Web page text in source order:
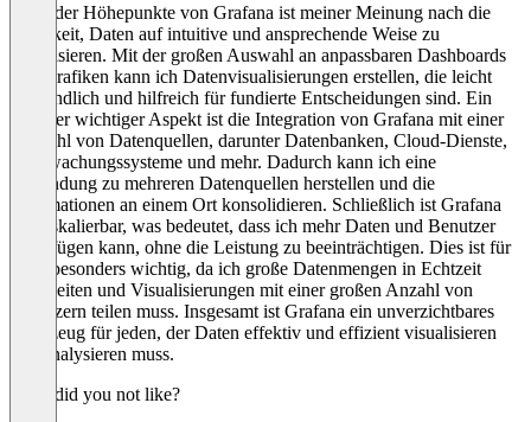
Einer der Höhepunkte von Grafana ist meiner Meinung nach die
Fähigkeit, Daten auf intuitive und ansprechende Weise zu
visualisieren. Mit der großen Auswahl an anpassbaren Dashboards
und Grafiken kann ich Datenvisualisierungen erstellen, die leicht
verständlich und hilfreich für fundierte Entscheidungen sind. Ein
weiterer wichtiger Aspekt ist die Integration von Grafana mit einer
Vielzahl von Datenquellen, darunter Datenbanken, Cloud-Dienste,
Überwachungssysteme und mehr. Dadurch kann ich eine
Verbindung zu mehreren Datenquellen herstellen und die
Informationen an einem Ort konsolidieren. Schließlich ist Grafana
hoch skalierbar, was bedeutet, dass ich mehr Daten und Benutzer
hinzufügen kann, ohne die Leistung zu beeinträchtigen. Dies ist für
mich besonders wichtig, da ich große Datenmengen in Echtzeit
verarbeiten und Visualisierungen mit einer großen Anzahl von
Benutzern teilen muss. Insgesamt ist Grafana ein unverzichtbares
Werkzeug für jeden, der Daten effektiv und effizient visualisieren
und analysieren muss.
What did you not like?